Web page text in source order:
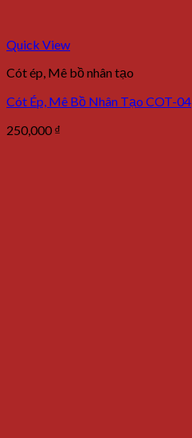
Quick View
Cót ép, Mê bồ nhân tạo
Cót Ép, Mê Bồ Nhân Tạo COT-04
250,000 ₫